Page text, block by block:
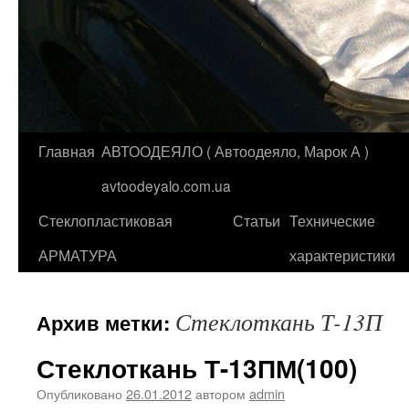
Перейти
содержимому
Главная АВТООДЕЯЛО ( Автоодеяло, Марок А )
avtoodeyalo.com.ua
Стеклопластиковая
АРМАТУРА
Статьи Технические
характеристики
Архив метки: Стеклоткань Т-13П
Стеклоткань Т-13ПМ(100)
Опубликовано 26.01.2012автором admin